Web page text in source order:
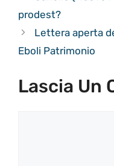
prodest?
Lettera aperta
Eboli Patrimonio
Lascia Un